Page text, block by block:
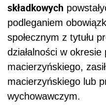
składkowych
podleganiem
społecznym z tytułu
działalności w okresie
macierzyńskiego,
macierzyńskiego lub
wychowawczym.